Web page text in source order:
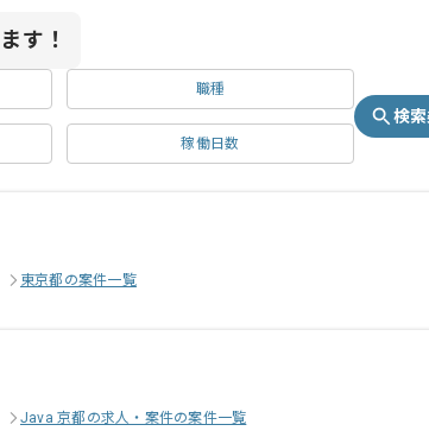
す！
職種
稼働日数
検
東京都の案件一覧
Java 京都の求人・案件の案件一覧